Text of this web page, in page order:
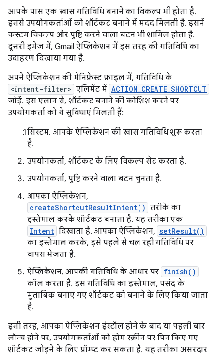
आपके पास एक खास गतिविधि बनाने का विकल्प भी होता है.
इससे उपयोगकर्ताओं को शॉर्टकट बनाने में मदद मिलती है. इसमें
कस्टम विकल्प और पुष्टि करने वाला बटन भी शामिल होता है.
दूसरी इमेज में, Gmail ऐप्लिकेशन में इस तरह की गतिविधि का
उदाहरण दिखाया गया है.
अपने ऐप्लिकेशन की मेनिफ़ेस्ट फ़ाइल में, गतिविधि के
<intent-filter> एलिमेंट में ACTION_CREATE_SHORTCUT
जोड़ें. इस एलान से, शॉर्टकट बनाने की कोशिश करने पर
उपयोगकर्ता को ये सुविधाएं मिलती हैं:
सिस्टम, आपके ऐप्लिकेशन की खास गतिविधि शुरू करता
है.
उपयोगकर्ता, शॉर्टकट के लिए विकल्प सेट करता है.
उपयोगकर्ता, पुष्टि करने वाला बटन चुनता है.
आपका ऐप्लिकेशन,
createShortcutResultIntent() तरीके का
इस्तेमाल करके शॉर्टकट बनाता है. यह तरीका एक
Intent दिखाता है. आपका ऐप्लिकेशन, setResult()
का इस्तेमाल करके, इसे पहले से चल रही गतिविधि पर
वापस भेजता है.
ऐप्लिकेशन, आपकी गतिविधि के आधार पर finish()
कॉल करता है. इस गतिविधि का इस्तेमाल, पसंद के
मुताबिक बनाए गए शॉर्टकट को बनाने के लिए किया जाता
है.
इसी तरह, आपका ऐप्लिकेशन इंस्टॉल होने के बाद या पहली बार
लॉन्च होने पर, उपयोगकर्ताओं को होम स्क्रीन पर पिन किए गए
शॉर्टकट जोड़ने के लिए प्रॉम्प्ट कर सकता है. यह तरीका असरदार